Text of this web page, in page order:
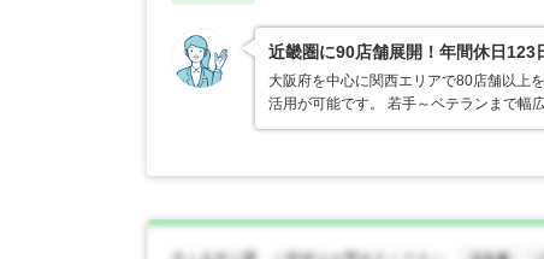
近畿圏に90店舗展開！年間休日123
大阪府を中心に関西エリアで80店舗以上
活用が可能です。 若手～ベテランまで幅